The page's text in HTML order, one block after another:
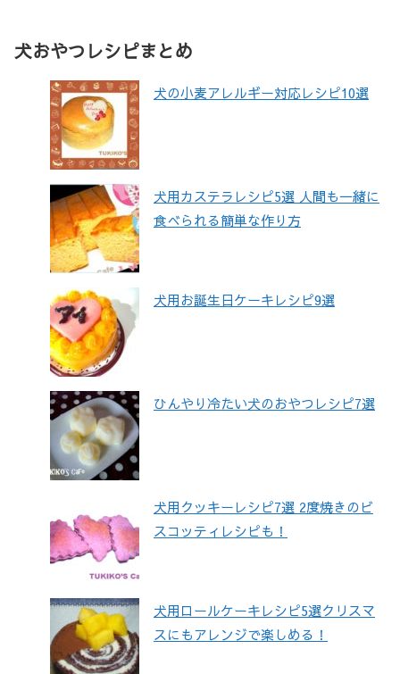
犬おやつレシピまとめ
犬の小麦アレルギー対応レシピ10選
犬用カステラレシピ5選 人間も一緒に
食べられる簡単な作り方
犬用お誕生日ケーキレシピ9選
ひんやり冷たい犬のおやつレシピ7選
犬用クッキーレシピ7選 2度焼きのビ
スコッティレシピも！
犬用ロールケーキレシピ5選クリスマ
スにもアレンジで楽しめる！